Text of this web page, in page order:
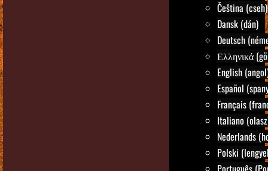
Čeština (cseh)
Dansk (dán)
Deutsch
Ελληνικά
English
Español
Français
Italiano
Nederlands
Polski